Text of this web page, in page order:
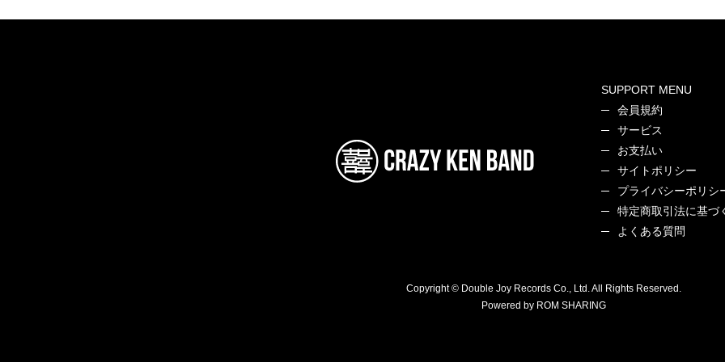
SUPPORT MENU
会員規約
サービス
お支払い
サイトポリシー
プライバシーポリシ
特定商取引法に基づ
よくある質問
Copyright © Double Joy Records Co., Ltd. All Rights Reserved.
Powered by ROM SHARING